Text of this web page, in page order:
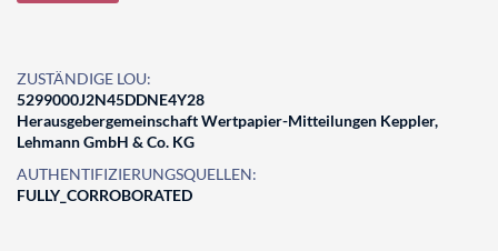
ZUSTÄNDIGE LOU:
5299000J2N45DDNE4Y28
Herausgebergemeinschaft Wertpapier-Mitteilungen Keppler,
Lehmann GmbH & Co. KG
AUTHENTIFIZIERUNGSQUELLEN:
FULLY_CORROBORATED